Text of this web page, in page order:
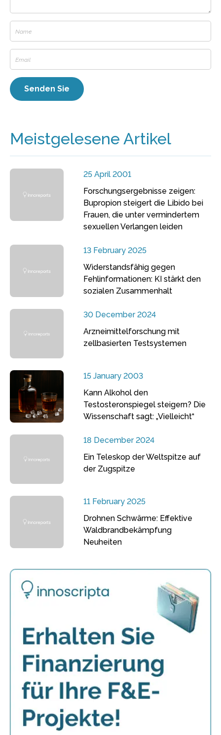
Meistgelesene Artikel
25 April 2001
Forschungsergebnisse zeigen:
Bupropion steigert die Libido bei
Frauen, die unter vermindertem
sexuellen Verlangen leiden
13 February 2025
Widerstandsfähig gegen
Fehlinformationen: KI stärkt den
sozialen Zusammenhalt
30 December 2024
Arzneimittelforschung mit
zellbasierten Testsystemen
15 January 2003
Kann Alkohol den
Testosteronspiegel steigern? Die
Wissenschaft sagt: „Vielleicht“
18 December 2024
Ein Teleskop der Weltspitze auf
der Zugspitze
11 February 2025
Drohnen Schwärme: Effektive
Waldbrandbekämpfung
Neuheiten